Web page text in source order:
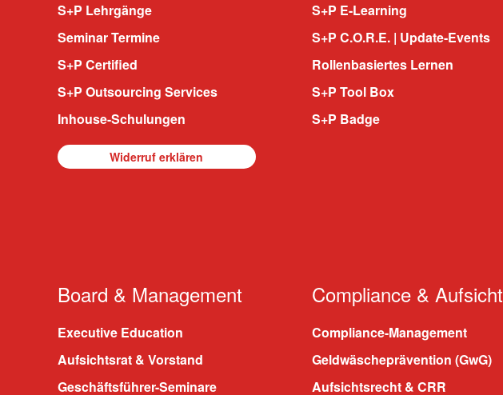
S+P Lehrgänge
Seminar Termine
S+P Certified
S+P Outsourcing Services
Inhouse-Schulungen
Widerruf erklären
S+P E-Learning
S+P C.O.R.E. | Update-Events
Rollenbasiertes Lernen
S+P Tool Box
S+P Badge
Board & Management
Executive Education
Aufsichtsrat & Vorstand
Geschäftsführer-Seminare
Compliance & Aufsicht
Compliance-Management
Geldwäscheprävention (GwG)
Aufsichtsrecht & CRR